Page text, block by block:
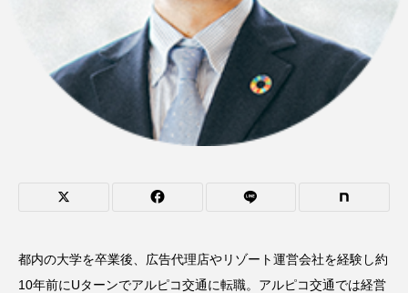
都内の大学を卒業後、広告代理店やリゾート運営会社を経験し約
10年前にUターンでアルピコ交通に転職。アルピコ交通では経営